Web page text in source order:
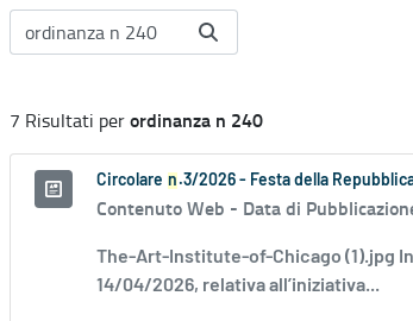
7 Risultati perordinanza n 240
Circolare n .3/2026 - Festa della
Contenuto Web - Data di
The-Art-Institute-of-Chicago (1).jpg
14/04/2026, relativa all’iniziativa...